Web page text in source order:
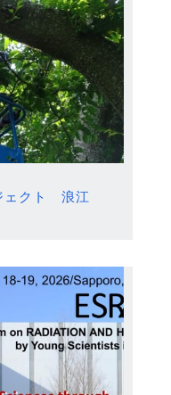
ェクト 浪江